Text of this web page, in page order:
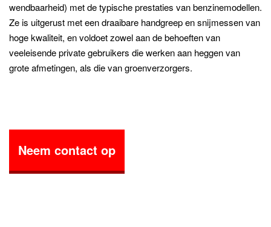
wendbaarheid) met de typische prestaties van benzinemodellen.
Ze is uitgerust met een draaibare handgreep en snijmessen van
hoge kwaliteit, en voldoet zowel aan de behoeften van
veeleisende private gebruikers die werken aan heggen van
grote afmetingen, als die van groenverzorgers.
Neem contact op